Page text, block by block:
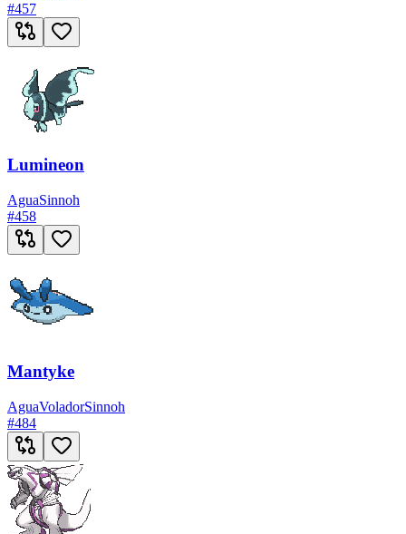
#457
Lumineon
AguaSinnoh
#458
Mantyke
AguaVoladorSinnoh
#484